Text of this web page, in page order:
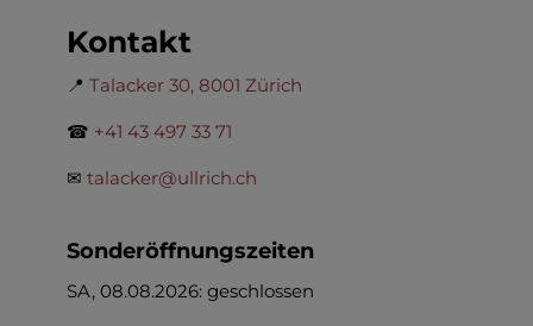
Kontakt
📍 Talacker 30, 8001 Zürich
☎ +41 43 497 33 71
✉ talacker@ullrich.ch
Sonderöffnungszeiten
SA, 08.08.2026: geschlossen